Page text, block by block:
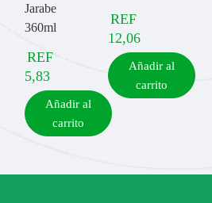
Jarabe
360ml
REF
5,83
Añadir al
carrito
REF
12,06
Añadir al
carrito